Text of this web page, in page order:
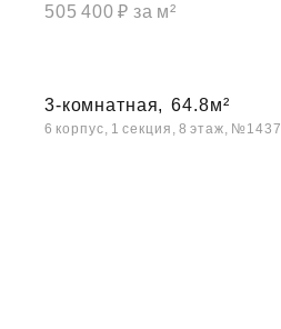
505 400 ₽ за м²
3-комнатная, 64.8м²
6 корпус, 1 секция, 8 этаж, №1437